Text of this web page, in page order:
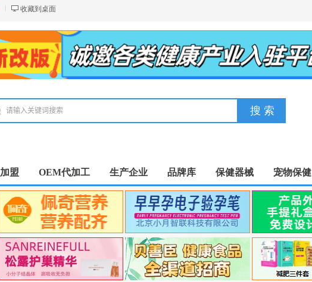
收藏到桌面
盟 OEM代加工 生产企业 品牌库 保健器械 宠物保健